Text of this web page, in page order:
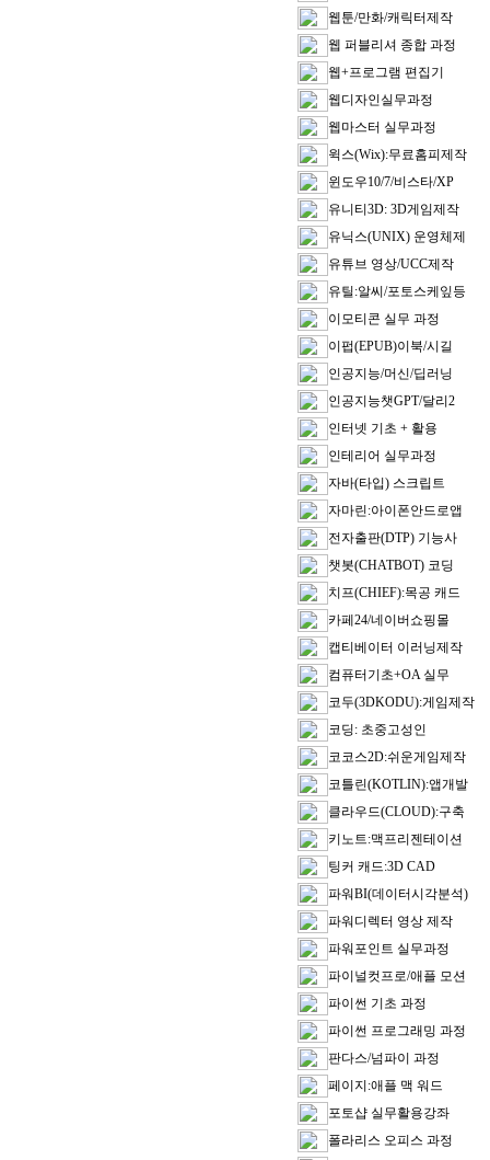
웹툰/만화/캐릭터제작
웹 퍼블리셔 종합 과정
웹+프로그램 편집기
웹디자인실무과정
웹마스터 실무과정
윅스(Wix):무료홈피제작
윈도우10/7/비스타/XP
유니티3D: 3D게임제작
유닉스(UNIX) 운영체제
유튜브 영상/UCC제작
유틸:알씨/포토스케잎등
이모티콘 실무 과정
이펍(EPUB)이북/시길
인공지능/머신/딥러닝
인공지능챗GPT/달리2
인터넷 기초 + 활용
인테리어 실무과정
자바(타입) 스크립트
자마린:아이폰안드로앱
전자출판(DTP) 기능사
챗봇(CHATBOT) 코딩
치프(CHIEF):목공 캐드
카페24/네이버쇼핑몰
캡티베이터 이러닝제작
컴퓨터기초+OA 실무
코두(3DKODU):게임제작
코딩: 초중고성인
코코스2D:쉬운게임제작
코틀린(KOTLIN):앱개발
클라우드(CLOUD):구축
키노트:맥프리젠테이션
팅커 캐드:3D CAD
파워BI(데이터시각분석)
파워디렉터 영상 제작
파워포인트 실무과정
파이널컷프로/애플 모션
파이썬 기초 과정
파이썬 프로그래밍 과정
판다스/넘파이 과정
페이지:애플 맥 워드
포토샵 실무활용강좌
폴라리스 오피스 과정